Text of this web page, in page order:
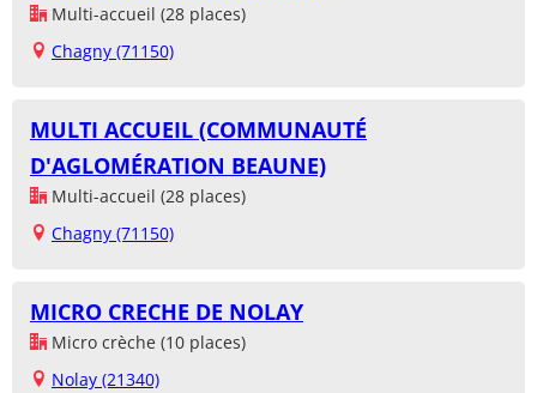
Multi-accueil (28 places)
Chagny (71150)
MULTI ACCUEIL (COMMUNAUTÉ
D'AGLOMÉRATION BEAUNE)
Multi-accueil (28 places)
Chagny (71150)
MICRO CRECHE DE NOLAY
Micro crèche (10 places)
Nolay (21340)